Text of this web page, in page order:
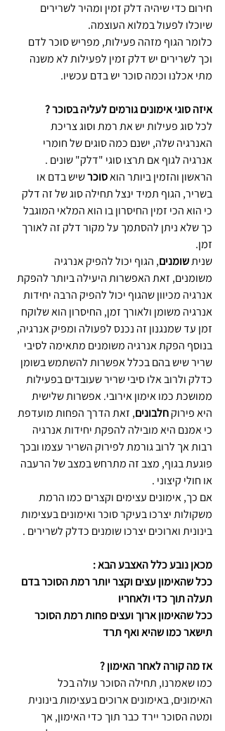
חירום כדי שיהיה דלק זמין ומהיר לשרירים
שיוכלו לפעול במלוא העוצמה.
כלומר הגוף מזהה פעילות, מפריש סוכר לדם
וכך לשרירים יש דלק זמין לפעילות לא משנה
מתי אכלנו וכמה סוכר יש בדם עכשיו.
איזה סוגי אימונים גורמים לעליה בסוכר ?
לכל סוג פעילות יש את רמת וסוג צריכת
האנרגיה שלה, ישנם כמה סוגים של חומרי
אנרגיה לגוף אם תרצו סוגי "דלק" שונים .
הראשון והזמין ביותר הוא סוכר שיש בדם או
בשריר, הגוף תמיד ינצל תחילה סוג של זה דלק
כי הוא הכי זמין החיסרון בו הוא המלאי המוגבל
כך שלא ניתן להסתמך על מקור דלק זה לאורך
זמן.
שנית שומנים, הגוף יכול להפיק אנרגיה
משומנים, זאת האפשרות היעילה ביותר להפקת
אנרגיה מכיוון שהגוף יכול להפיק הרבה יחידות
אנרגיה משומן ולאורך זמן, החיסרון הוא שלוקח
זמן עד שמנגנון זה נכנס לפעולה ומפיק אנרגיה,
בנוסף הפקת אנרגיה משומנים מתאימה לסיבי
שריר שיש בהם בכלל אפשרות להשתמש בשומן
כדלק ולרוב אלו סיבי שריר שעובדים בפעילות
ממושכת כמו אימון אירובי. אפשרות שלישית
היא פירוק חלבונים, זאת הדרך הפחות מועדפת
כי אמנם היא מובילה להפקת יחידות אנרגיה
רבות אך לרוב גורמת לפירוק השריר עצמו ובכך
פוגעת בגוף, מצב זה מתרחש במצב של הרעבה
או חולי קיצוני .
אם כך, אימונים עצימים וקצרים כמו הרמת
משקולות יצרכו בעיקר סוכר ואימונים בעצימות
בינונית וארוכים יצרכו שומנים כדלק לשרירים .
מכאן נובע כלל האצבע הבא :
ככל שהאימון עצים וקצר יותר רמת הסוכר בדם
תעלה תוך כדי ולאחריו
ככל שהאימון ארוך ועצים פחות רמת הסוכר
תישאר כמו שהיא ואף תרד
אז מה קורה לאחר האימון ?
כמו שאמרנו, תחילה הסוכר עולה בכל
האימונים, באימונים ארוכים בעצימות בינונית
ומטה הסוכר יירד כבר תוך כדי האימון, אך